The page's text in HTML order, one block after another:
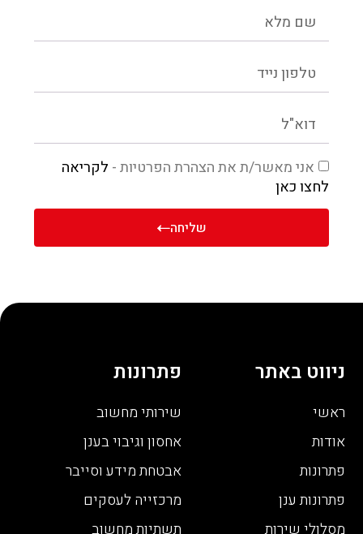
אני מאשר/ת את הצהרת הפרטיות - לקריאה
לחצו כאן
שליחה
ניווט באתר
ראשי
אודות
פתרונות
פתרונות ענן
מסלולי שירות
פתרונות
שירותי מחשוב
אחסון וגיבוי בענן
אבטחת מידע וסייבר
מרכזייה לעסקים
תשתיות מחשוב